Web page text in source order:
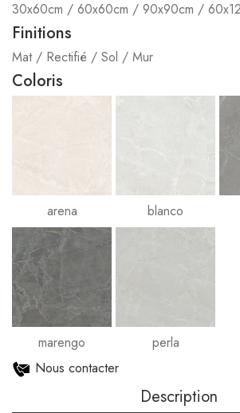
30x60cm / 60x60cm / 90x90cm /
Finitions
Mat / Rectifié / Sol / Mur
Coloris
arena blanco
marengo
perla
Nous contacter
Description